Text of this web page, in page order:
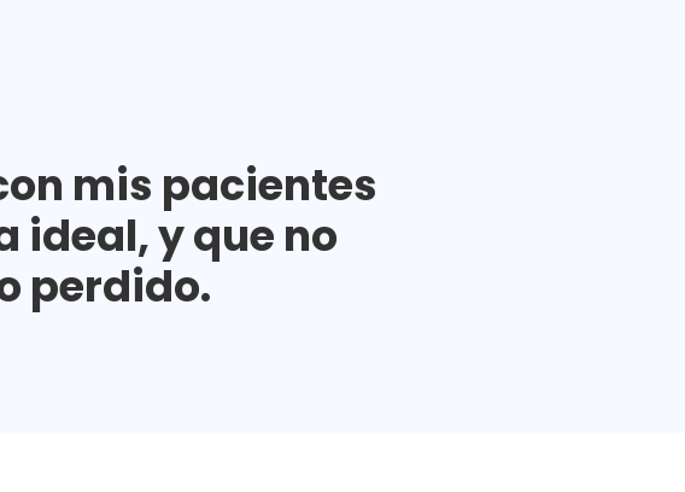
mis pacientes
ideal, y que no
perdido.